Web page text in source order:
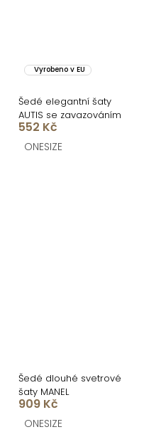
Vyrobeno v EU
Šedé elegantní šaty
AUTIS se zavazováním
552 Kč
ONESIZE
Šedé dlouhé svetrové
šaty MANEL
909 Kč
ONESIZE